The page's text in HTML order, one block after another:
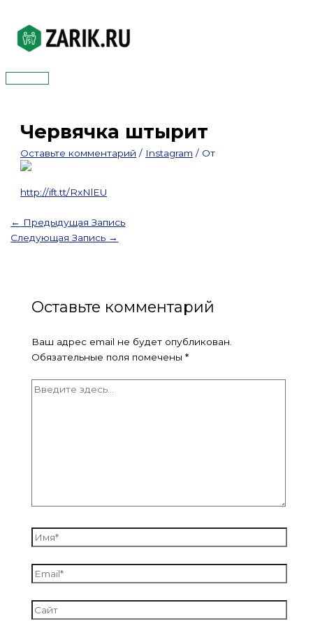
содержимому
Главное
Червячка штырит
Оставьте комментарий / Instagram / От
http://ift.tt/RxNlEU
← Предыдущая Запись
Следующая Запись →
Оставьте комментарий
Ваш адрес email не будет опубликован.
Обязательные поля помечены *
Введите
Имя*
Email*
Сайт